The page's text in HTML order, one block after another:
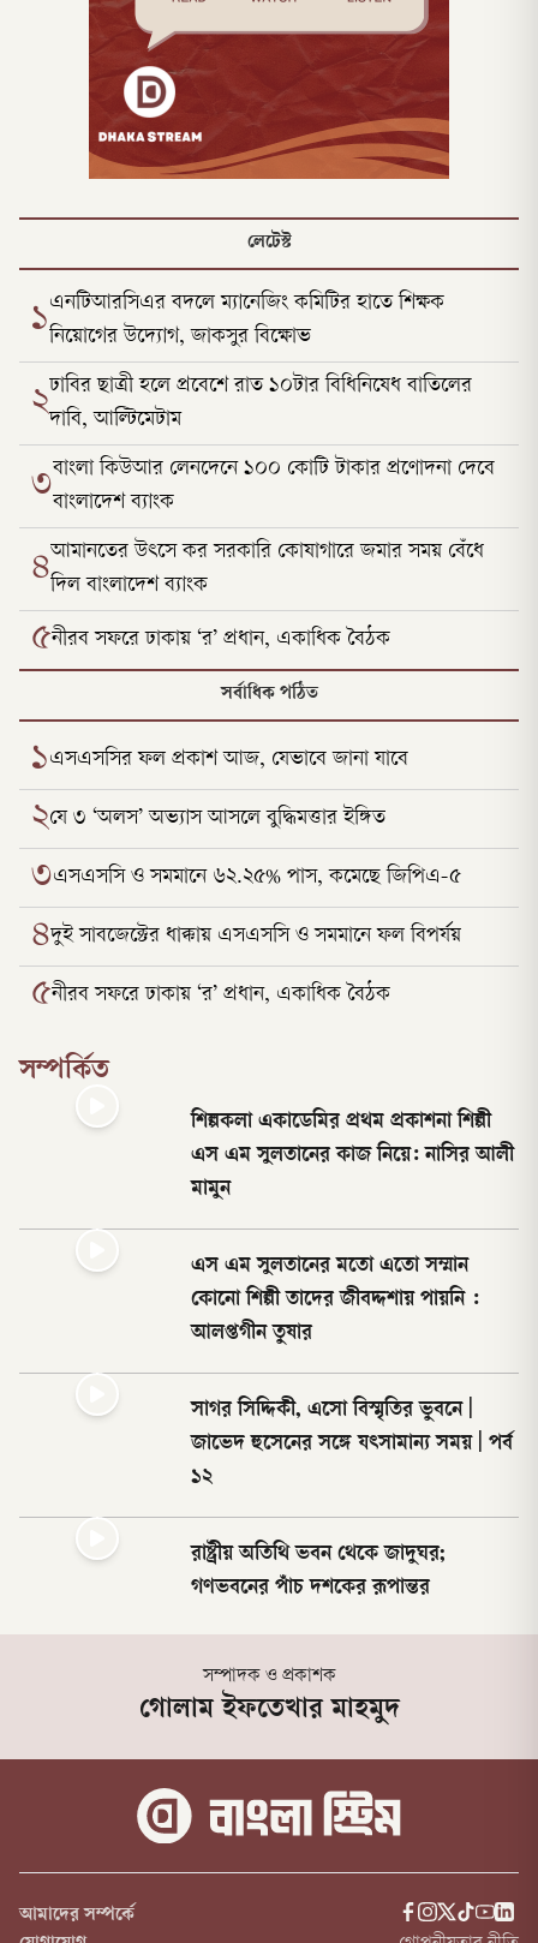
লেটেস্ট
১এনটিআরসিএর বদলে ম্যানেজিং কমিটির হাতে শিক্ষক
নিয়োগের উদ্যোগ, জাকসুর বিক্ষোভ
২ঢাবির ছাত্রী হলে প্রবেশে রাত ১০টার বিধিনিষেধ বাতিলের
দাবি, আল্টিমেটাম
৩বাংলা কিউআর লেনদেনে ১০০ কোটি টাকার প্রণোদনা দেবে
বাংলাদেশ ব্যাংক
৪আমানতের উৎসে কর সরকারি কোষাগারে জমার সময় বেঁধে
দিল বাংলাদেশ ব্যাংক
৫নীরব সফরে ঢাকায় ‘র’ প্রধান, একাধিক বৈঠক
সর্বাধিক পঠিত
১এসএসসির ফল প্রকাশ আজ, যেভাবে জানা যাবে
২যে ৩ ‘অলস’ অভ্যাস আসলে বুদ্ধিমত্তার ইঙ্গিত
৩এসএসসি ও সমমানে ৬২.২৫% পাস, কমেছে জিপিএ-৫
৪দুই সাবজেক্টের ধাক্কায় এসএসসি ও সমমানে ফল বিপর্যয়
৫নীরব সফরে ঢাকায় ‘র’ প্রধান, একাধিক বৈঠক
সম্পর্কিত
শিল্পকলা একাডেমির প্রথম প্রকাশনা শিল্পী
এস এম সুলতানের কাজ নিয়ে: নাসির আলী
মামুন
এস এম সুলতানের মতো এতো সম্মান
কোনো শিল্পী তাদের জীবদ্দশায় পায়নি :
আলপ্তগীন তুষার
সাগর সিদ্দিকী, এসো বিস্মৃতির ভুবনে |
জাভেদ হুসেনের সঙ্গে যৎসামান্য সময় | পর্ব
১২
রাষ্ট্রীয় অতিথি ভবন থেকে জাদুঘর;
গণভবনের পাঁচ দশকের রূপান্তর
সম্পাদক ও প্রকাশক
গোলাম ইফতেখার মাহমুদ
আমাদের সম্পর্কে